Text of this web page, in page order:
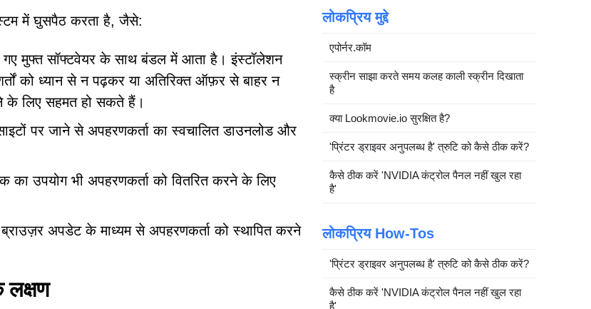
में घुसपैठ करता है, जैसे:
मुफ्त सॉफ्टवेयर के साथ बंडल में आता है। इंस्टॉलेशन
को ध्यान से न पढ़कर या अतिरिक्त ऑफ़र से बाहर न
लिए सहमत हो सकते हैं।
पर जाने से अपहरणकर्ता का स्वचालित डाउनलोड और
उपयोग भी अपहरणकर्ता को वितरित करने के लिए
अपडेट के माध्यम से अपहरणकर्ता को स्थापित करने
लोकप्रिय मुद्दे
एपोर्नर.कॉम
स्क्रीन साझा करते समय कलह काली स्क्रीन दिखाता
है
क्या Lookmovie.io सुरक्षित है?
'प्रिंटर ड्राइवर अनुपलब्ध है' त्रुटि को कैसे ठीक करें?
कैसे ठीक करें 'NVIDIA कंट्रोल पैनल नहीं खुल रहा
है'
लोकप्रिय How-Tos
'प्रिंटर ड्राइवर अनुपलब्ध है' त्रुटि को कैसे ठीक करें?
कैसे ठीक करें 'NVIDIA कंट्रोल पैनल नहीं खुल रहा
है'